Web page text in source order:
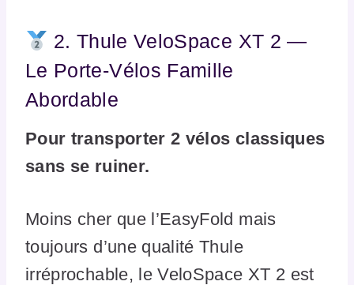
2. Thule VeloSpace XT 2 —
Le Porte-Vélos Famille
Abordable
Pour transporter 2 vélos classiques
sans se ruiner.
Moins cher que l’EasyFold mais
toujours d’une qualité Thule
irréprochable, le VeloSpace XT 2 est